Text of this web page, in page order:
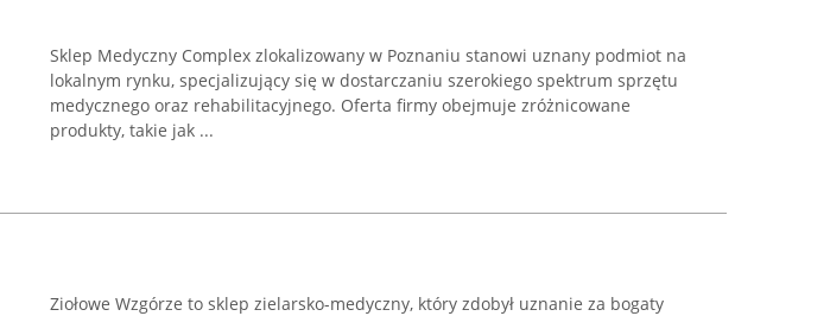
Sklep Medyczny Complex zlokalizowany w Poznaniu stanowi uznany podmiot na
lokalnym rynku, specjalizujący się w dostarczaniu szerokiego spektrum sprzętu
medycznego oraz rehabilitacyjnego. Oferta firmy obejmuje zróżnicowane
produkty, takie jak ...
Ziołowe Wzgórze to sklep zielarsko-medyczny, który zdobył uznanie za bogaty